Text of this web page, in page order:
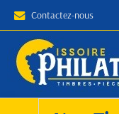
Contactez-nous